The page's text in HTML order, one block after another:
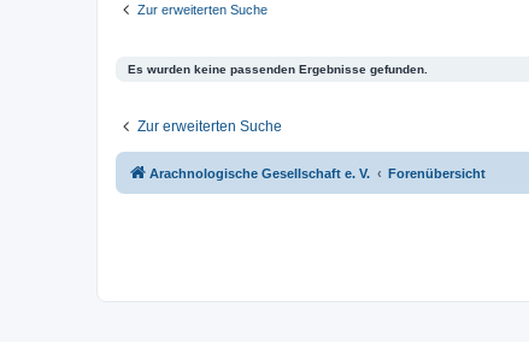
Zur erweiterten Suche
Es wurden keine passenden Ergebnisse gefunden.
Zur erweiterten Suche
Arachnologische Gesellschaft e. V. Forenübersicht